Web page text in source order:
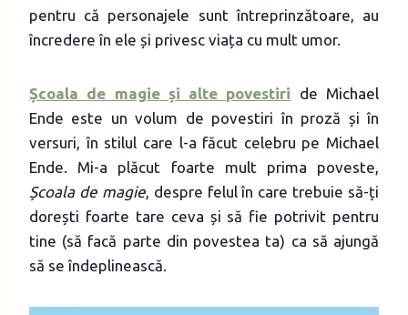
pentru că personajele sunt întreprinzătoare, au
încredere în ele și privesc viața cu mult umor.
Școala de magie și alte povestiri de Michael
Ende este un volum de povestiri în proză și în
versuri, în stilul care l-a făcut celebru pe Michael
Ende. Mi-a plăcut foarte mult prima poveste,
Școala de magie, despre felul în care trebuie să-ți
dorești foarte tare ceva și să fie potrivit pentru
tine (să facă parte din povestea ta) ca să ajungă
să se îndeplinească.